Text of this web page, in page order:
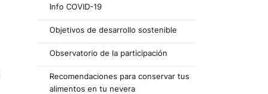
Info COVID-19
Objetivos de desarrollo sostenible
Observatorio de la participación
Recomendaciones para conservar tus
alimentos en tu nevera